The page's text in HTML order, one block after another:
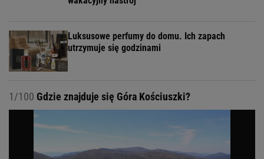
Luksusowe perfumy do domu. Ich zapach
utrzymuje się godzinami
1/100 Gdzie znajduje się Góra Kościuszki?